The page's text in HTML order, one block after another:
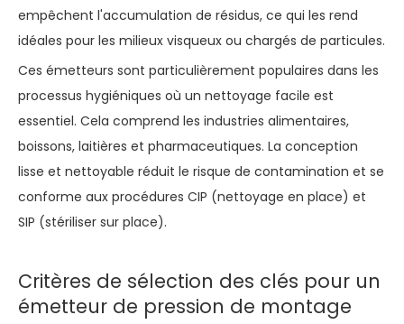
empêchent l'accumulation de résidus, ce qui les rend
idéales pour les milieux visqueux ou chargés de particules.
Ces émetteurs sont particulièrement populaires dans les
processus hygiéniques où un nettoyage facile est
essentiel. Cela comprend les industries alimentaires,
boissons, laitières et pharmaceutiques. La conception
lisse et nettoyable réduit le risque de contamination et se
conforme aux procédures CIP (nettoyage en place) et
SIP (stériliser sur place).
Critères de sélection des clés pour un
émetteur de pression de montage